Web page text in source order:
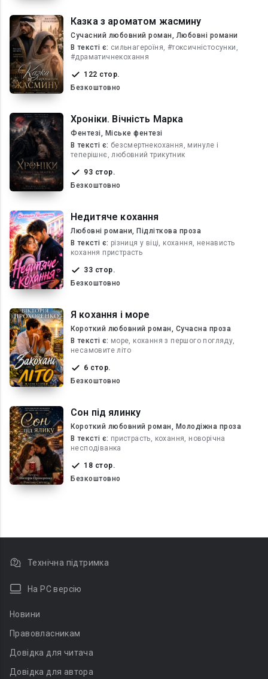
Казка з ароматом жасмину
Сучасний любовний роман, Любовні романи
В текcті є: сильнагероїня, #токсичністосунки,
#драматичнекохання
122 стор.
Безкоштовно
Хроніки. Вічність Марка
Фентезі, Міське фентезі
В текcті є: безсмертнекохання, минуле і
теперішнє, любовний трикутник
93 стор.
Безкоштовно
Недитяче кохання
Любовні романи, Підліткова проза
В текcті є: різниця у віці, кохання, ненависть
кохання пристрасть
33 стор.
Безкоштовно
Я кохання і море
Короткий любовний роман, Сучасна проза
В текcті є: море, кохання з першого погляду,
несамовите літо
6 стор.
Безкоштовно
Сон під ялинку
Короткий любовний роман, Молодіжна проза
В текcті є: пристрасть, кохання, новорічна
несподіванка
18 стор.
Безкоштовно
Технічна підтримка
На PC версію
Новини
Правовласникам
Довідка для читача
Довідка для автора